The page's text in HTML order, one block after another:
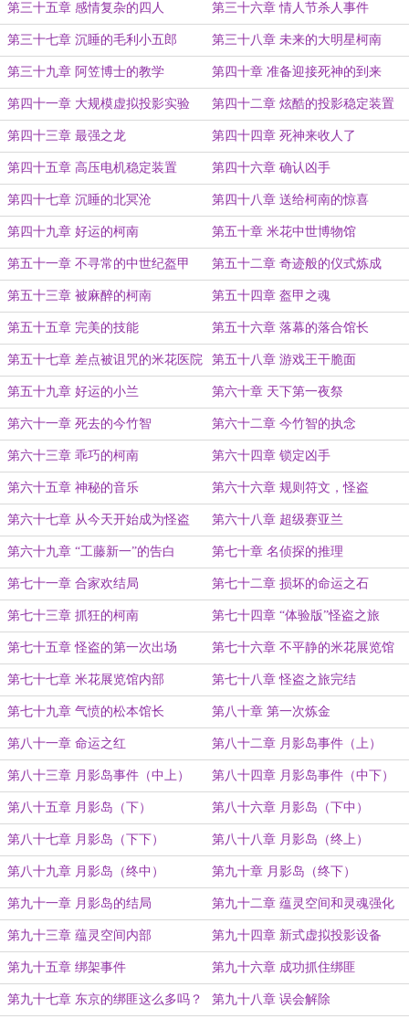
第三十五章 感情复杂的四人 第三十六章 情人节杀人事件
第三十七章 沉睡的毛利小五郎 第三十八章 未来的大明星柯南
第三十九章 阿笠博士的教学 第四十章 准备迎接死神的到来
第四十一章 大规模虚拟投影实验 第四十二章 炫酷的投影稳定装置
第四十三章 最强之龙 第四十四章 死神来收人了
第四十五章 高压电机稳定装置 第四十六章 确认凶手
第四十七章 沉睡的北冥沧 第四十八章 送给柯南的惊喜
第四十九章 好运的柯南 第五十章 米花中世博物馆
第五十一章 不寻常的中世纪盔甲 第五十二章 奇迹般的仪式炼成
第五十三章 被麻醉的柯南 第五十四章 盔甲之魂
第五十五章 完美的技能 第五十六章 落幕的落合馆长
第五十七章 差点被诅咒的米花医院 第五十八章 游戏王干脆面
第五十九章 好运的小兰 第六十章 天下第一夜祭
第六十一章 死去的今竹智 第六十二章 今竹智的执念
第六十三章 乖巧的柯南 第六十四章 锁定凶手
第六十五章 神秘的音乐 第六十六章 规则符文，怪盗
第六十七章 从今天开始成为怪盗 第六十八章 超级赛亚兰
第六十九章 “工藤新一”的告白 第七十章 名侦探的推理
第七十一章 合家欢结局 第七十二章 损坏的命运之石
第七十三章 抓狂的柯南 第七十四章 “体验版”怪盗之旅
第七十五章 怪盗的第一次出场 第七十六章 不平静的米花展览馆
第七十七章 米花展览馆内部 第七十八章 怪盗之旅完结
第七十九章 气愤的松本馆长 第八十章 第一次炼金
第八十一章 命运之红 第八十二章 月影岛事件（上）
第八十三章 月影岛事件（中上） 第八十四章 月影岛事件（中下）
第八十五章 月影岛（下） 第八十六章 月影岛（下中）
第八十七章 月影岛（下下） 第八十八章 月影岛（终上）
第八十九章 月影岛（终中） 第九十章 月影岛（终下）
第九十一章 月影岛的结局 第九十二章 蕴灵空间和灵魂强化
第九十三章 蕴灵空间内部 第九十四章 新式虚拟投影设备
第九十五章 绑架事件 第九十六章 成功抓住绑匪
第九十七章 东京的绑匪这么多吗？ 第九十八章 误会解除